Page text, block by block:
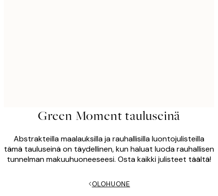
Green Moment tauluseinä
Abstrakteilla maalauksilla ja rauhallisilla luontojulisteilla
tämä tauluseinä on täydellinen, kun haluat luoda rauhallisen
tunnelman makuuhuoneeseesi. Osta kaikki julisteet täältä!
OLOHUONE